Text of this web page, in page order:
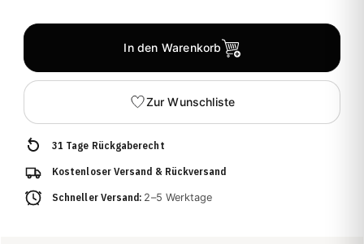
In den Warenkorb
Zur Wunschliste
31 Tage Rückgaberecht
Kostenloser Versand & Rückversand
Schneller Versand: 2–5 Werktage